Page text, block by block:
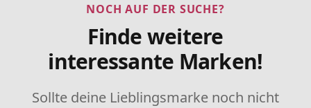
NOCH AUF DER SUCHE?
Finde weitere
interessante Marken!
Sollte deine Lieblingsmarke noch nicht